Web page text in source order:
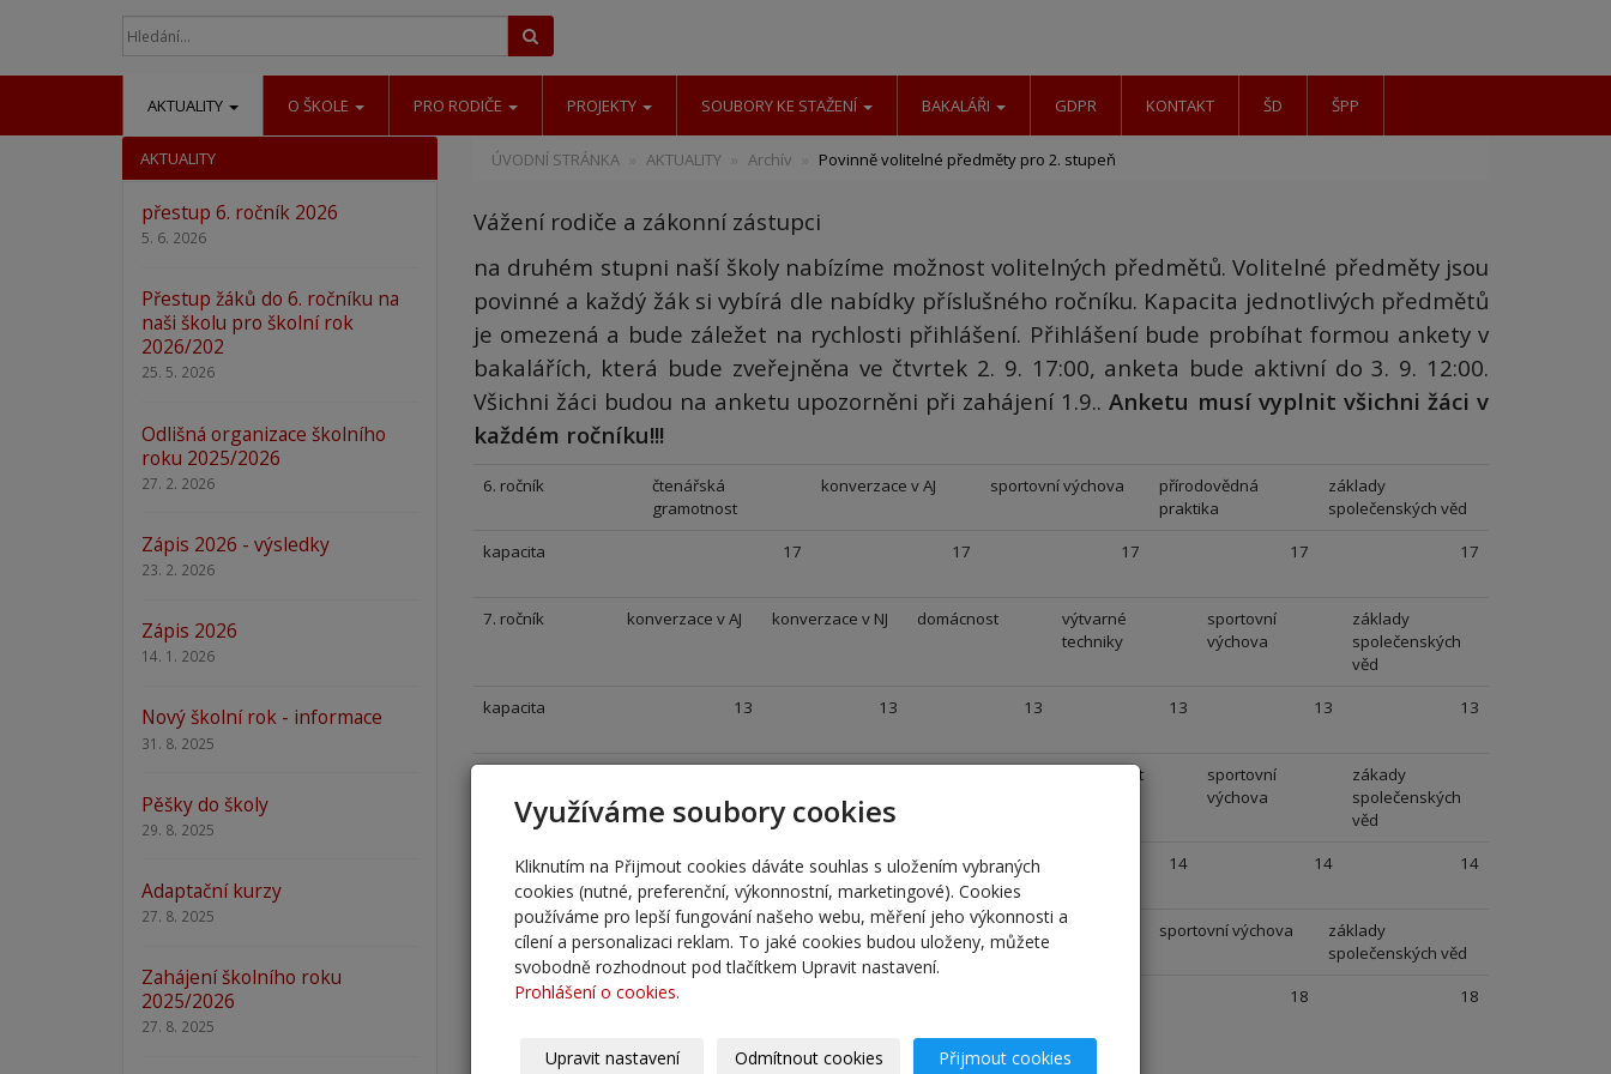
AKTUALITY O ŠKOLE PRO RODIČE PROJEKTY SOUBORY KE STAŽENÍ BAKALÁŘI GDPR KONTAKT ŠD ŠPP
ÚVODNÍ STRÁNKA AKTUALITY Archív Povinně volitelné předměty pro 2. stupeň
Vážení rodiče a zákonní zástupci
na druhém stupni naší školy nabízíme možnost volitelných předmětů. Volitelné předměty jsou
povinné a každý žák si vybírá dle nabídky příslušného ročníku. Kapacita jednotlivých předmětů
je omezená a bude záležet na rychlosti přihlášení. Přihlášení bude probíhat formou ankety v
bakalářích, která bude zveřejněna ve čtvrtek 2. 9. 17:00, anketa bude aktivní do 3. 9. 12:00.
Všichni žáci budou na anketu upozorněni při zahájení 1.9..Anketu musí vyplnit všichni žáci v
každém ročníku!!!
6. ročník
čtenářská
gramotnost
konverzace v AJ sportovní výchova
přírodovědná
praktika
základy
společenských věd
kapacita
17 17 17 17 17
7. ročník konverzace v AJ konverzace v NJ domácnost
výtvarné
techniky
sportovní
výchova
základy
společenských
věd
kapacita
13 13 13 13 13 13
domácnost
sportovní
výchova
zákady
společenských
věd
kapacita
14 14 14 14 14 14
9. ročník konverzace v AJ konverzace v NJ domácnost sportovní výchova
základy
společenských věd
kapacita
18 18
AKTUALITY
přestup 6. ročník 2026
5. 6. 2026
Přestup žáků do 6. ročníku na
naši školu pro školní rok
2026/202
25. 5. 2026
Odlišná organizace školního
roku 2025/2026
27. 2. 2026
Zápis 2026 - výsledky
23. 2. 2026
Zápis 2026
14. 1. 2026
Nový školní rok - informace
31. 8. 2025
Pěšky do školy
29. 8. 2025
Adaptační kurzy
27. 8. 2025
Zahájení školního roku
2025/2026
27. 8. 2025
Využíváme soubory cookies
Kliknutím na Přijmout cookies dáváte souhlas s uložením vybraných
cookies (nutné, preferenční, výkonnostní, marketingové). Cookies
používáme pro lepší fungování našeho webu, měření jeho výkonnosti a
cílení a personalizaci reklam. To jaké cookies budou uloženy, můžete
svobodně rozhodnout pod tlačítkem Upravit nastavení.
Prohlášení o cookies.
Upravit nastavení Odmítnout cookies Přijmout cookies